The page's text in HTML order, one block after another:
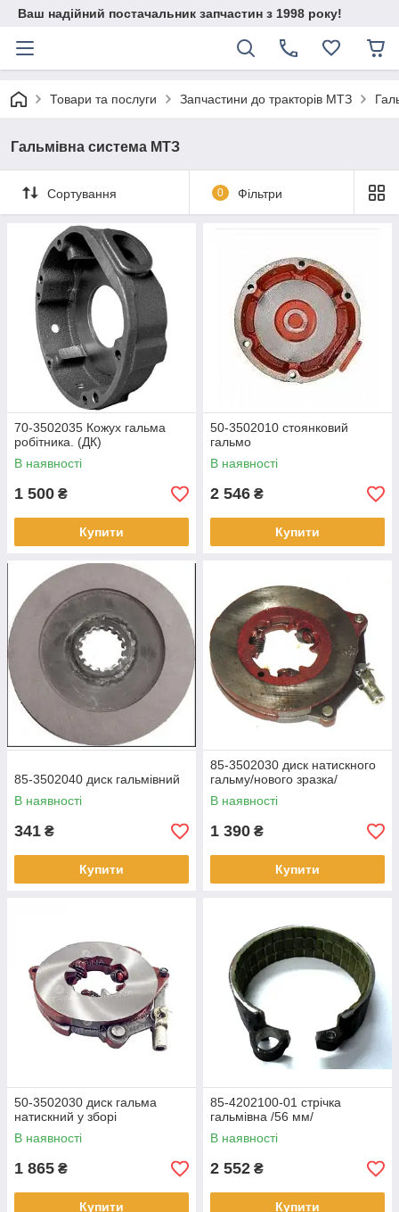
Ваш надійний постачальник запчастин з 1998 року!
Товари та послуги Запчастини до тракторів МТЗ
Гальмівна система МТЗ
Сортування 0 Фільтри
70-3502035 Кожух гальма
робітника. (ДК)
В наявності
1 500 ₴
Купити
50-3502010 стоянковий
гальмо
В наявності
2 546 ₴
Купити
85-3502040 диск гальмівний
В наявності
341 ₴
Купити
85-3502030 диск натискного
гальму/нового зразка/
В наявності
1 390 ₴
Купити
50-3502030 диск гальма
натискний у зборі
В наявності
1 865 ₴
Купити
85-4202100-01 стрічка
гальмівна /56 мм/
В наявності
2 552 ₴
Купити